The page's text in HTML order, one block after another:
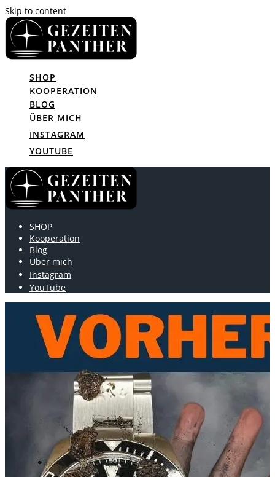
Skip to content
SHOP
KOOPERATION
BLOG
ÜBER MICH
INSTAGRAM
YOUTUBE
SHOP
Kooperation
Blog
Über mich
Instagram
YouTube